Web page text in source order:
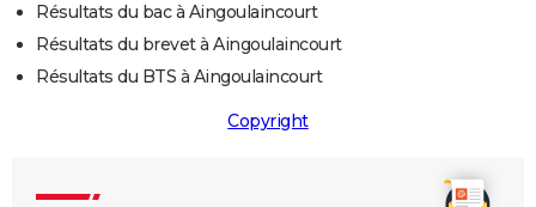
Résultats du bac à Aingoulaincourt
Résultats du brevet à Aingoulaincourt
Résultats du BTS à Aingoulaincourt
Copyright